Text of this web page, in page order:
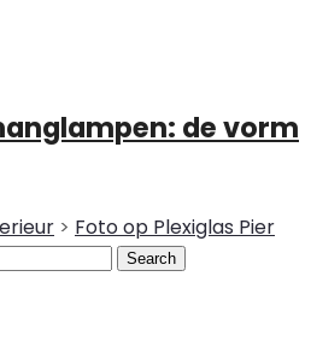
de vorm
> Foto op Plexiglas Pier
Search